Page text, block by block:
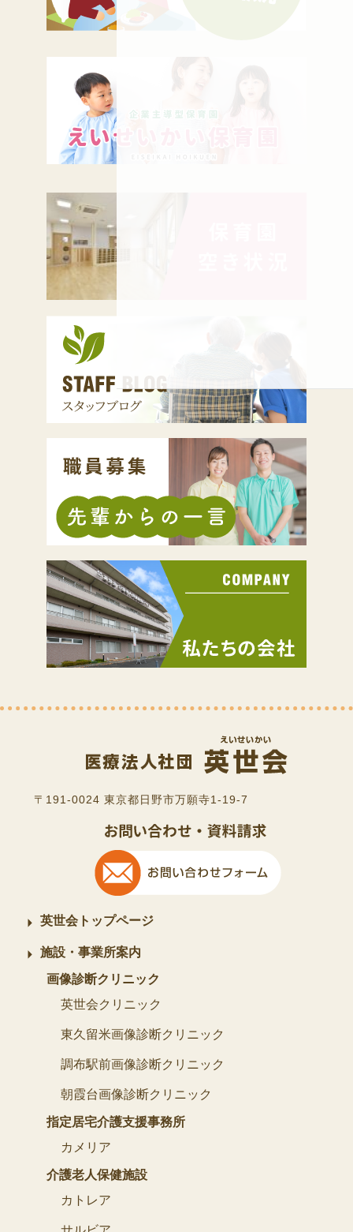
〒191-0024 東京都日野市万願寺1-19-7
英世会トップページ
施設・事業所案内
画像診断クリニック
英世会クリニック
東久留米画像診断クリニック
調布駅前画像診断クリニック
朝霞台画像診断クリニック
指定居宅介護支援事務所
カメリア
介護老人保健施設
カトレア